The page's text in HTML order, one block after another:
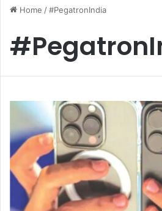
Home /#PegatronIndia